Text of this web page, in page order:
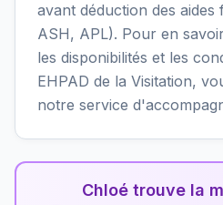
avant déduction des aides
ASH, APL). Pour en
les disponibilités et les
EHPAD de la Visitation,
notre service
Chloé trouve la